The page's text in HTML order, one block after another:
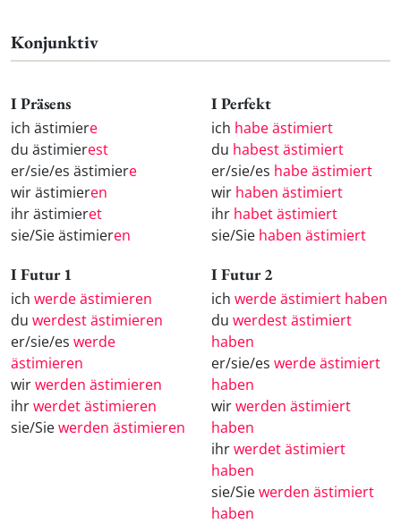
Konjunktiv
I Präsens
ich ästimiere
du ästimierest
er/sie/es ästimiere
wir ästimieren
ihr ästimieret
sie/Sie ästimieren
I Perfekt
ich habe ästimiert
du habest ästimiert
er/sie/es habe ästimiert
wir haben ästimiert
ihr habet ästimiert
sie/Sie haben ästimiert
I Futur 1
ich werde ästimieren
du werdest ästimieren
er/sie/es werde
ästimieren
wirwerden ästimieren
ihrwerdet ästimieren
sie/Siewerden ästimieren
I Futur 2
ich werde ästimiert haben
du werdest ästimiert
haben
er/sie/es werde ästimiert
haben
wirwerden ästimiert
haben
ihrwerdet ästimiert
haben
sie/Siewerden ästimiert
haben